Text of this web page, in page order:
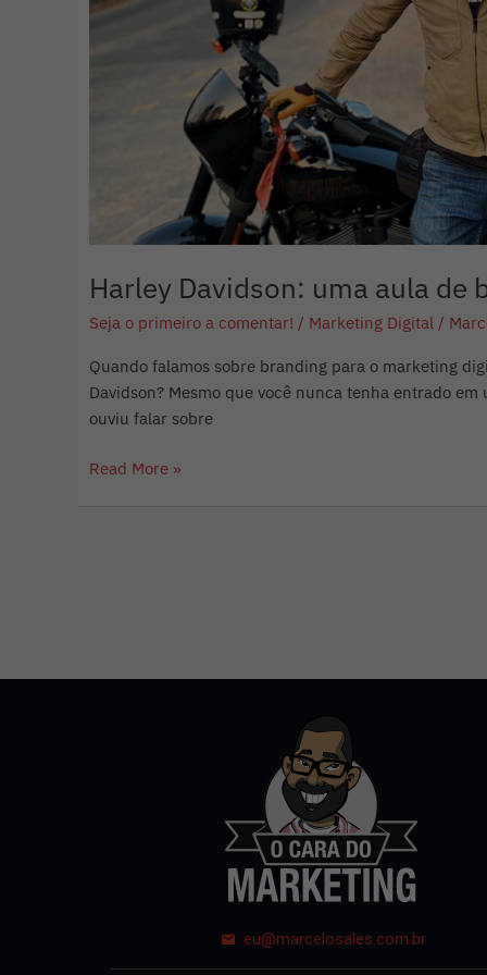
Harley Davidson: uma aula
Seja o primeiro a comentar! / Marketing Digital /
Quando falamos sobre branding para o marketing
Davidson? Mesmo que você nunca tenha entrado
ouviu falar sobre
Read More »
eu@marcelosales.com.br